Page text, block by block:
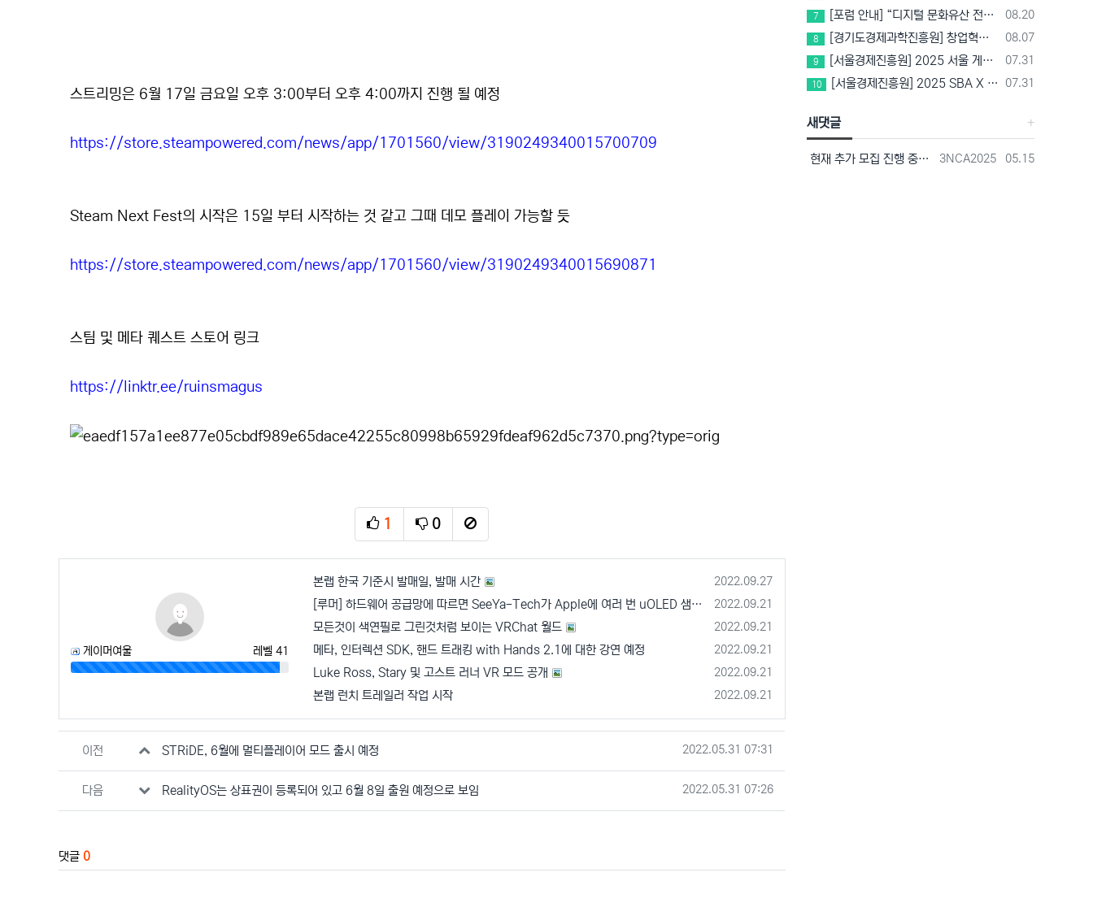
스트리밍은 6월 17일 금요일 오후 3:00부터 오후 4:00까지 진행 될 예정
https://store.steampowered.com/news/app/1701560/view/3190249340015700709
Steam Next Fest의 시작은 15일 부터 시작하는 것 같고 그때 데모 플레이 가능할 듯
https://store.steampowered.com/news/app/1701560/view/3190249340015690871
스팀 및 메타 퀘스트 스토어 링크
https://linktr.ee/ruinsmagus
1
추천
0
비추천 신고
게이머여울 레벨 41
96%
등록일
2022.09.27
본랩 한국 기준시 발매일, 발매 시간
등록일
2022.09.21
[루머] 하드웨어 공급망에 따르면 SeeYa-Tech가 Apple에 여러 번 uOLED 샘플을 보냄
등록일
2022.09.21
모든것이 색연필로 그린것처럼 보이는 VRChat 월드
등록일
2022.09.21
메타, 인터렉션 SDK, 핸드 트래킹 with Hands 2.1에 대한 강연 예정
등록일
2022.09.21
Luke Ross, Stary 및 고스트 러너 VR 모드 공개
등록일
2022.09.21
본랩 런치 트레일러 작업 시작
관련자료
이전 STRiDE, 6월에 멀티플레이어 모드 출시 예정 작성일
2022.05.31 07:31
다음 RealityOS는 상표권이 등록되어 있고 6월 8일 출원 예정으로 보임 작성일
2022.05.31 07:26
댓글 0
등록일
08.20
7 [포럼 안내] “디지털 문화유산 전략과 비전” – 경기도박물관 토크콘서트
등록일
08.07
8 [경기도경제과학진흥원] 창업혁신공간 컴퍼니빌더형 지원사업 2기 모집(~8/25)
등록일
07.31
9 [서울경제진흥원] 2025 서울 게임 공모전 참가자 모집(~8/22 17시)
등록일
07.31
10 [서울경제진흥원] 2025 SBA X 메르세데스 벤츠 코리아 게임 산업 상생 플랫폼 활용 게임개발 지원 참가기업 모집(~8/18 17시)
새댓글
등록자
3NCA2025 등록일
05.15
현재 추가 모집 진행 중에 있습니다! 아래 링크로 확인 부탁드리겠습니다~! https://next-verse.com/community/1…